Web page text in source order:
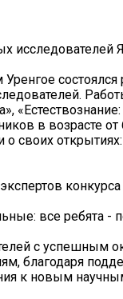
исследователей
в возрасте
о своих
все ребята -
с успешным
благодаря
к новым